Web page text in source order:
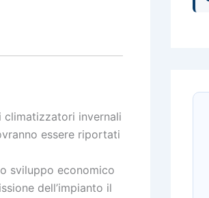
climatizzatori invernali
essere riportati
sviluppo economico
dell’impianto il